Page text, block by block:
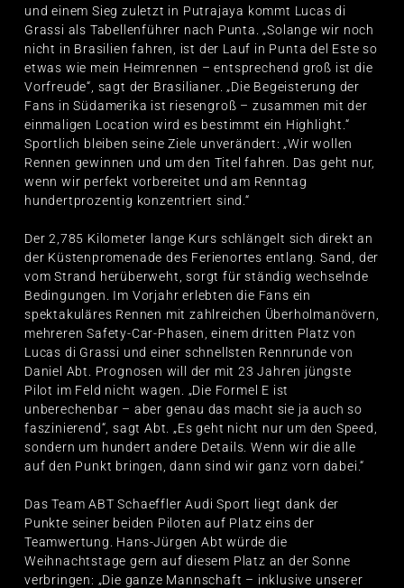
und einem Sieg zuletzt in Putrajaya kommt Lucas di
Grassi als Tabellenführer nach Punta. „Solange wir noch
nicht in Brasilien fahren, ist der Lauf in Punta del Este so
etwas wie mein Heimrennen – entsprechend groß ist die
Vorfreude“, sagt der Brasilianer. „Die Begeisterung der
Fans in Südamerika ist riesengroß – zusammen mit der
einmaligen Location wird es bestimmt ein Highlight.“
Sportlich bleiben seine Ziele unverändert: „Wir wollen
Rennen gewinnen und um den Titel fahren. Das geht nur,
wenn wir perfekt vorbereitet und am Renntag
hundertprozentig konzentriert sind.“
Der 2,785 Kilometer lange Kurs schlängelt sich direkt an
der Küstenpromenade des Ferienortes entlang. Sand, der
vom Strand herüberweht, sorgt für ständig wechselnde
Bedingungen. Im Vorjahr erlebten die Fans ein
spektakuläres Rennen mit zahlreichen Überholmanövern,
mehreren Safety-Car-Phasen, einem dritten Platz von
Lucas di Grassi und einer schnellsten Rennrunde von
Daniel Abt. Prognosen will der mit 23 Jahren jüngste
Pilot im Feld nicht wagen. „Die Formel E ist
unberechenbar – aber genau das macht sie ja auch so
faszinierend“, sagt Abt. „Es geht nicht nur um den Speed,
sondern um hundert andere Details. Wenn wir die alle
auf den Punkt bringen, dann sind wir ganz vorn dabei.“
Das Team ABT Schaeffler Audi Sport liegt dank der
Punkte seiner beiden Piloten auf Platz eins der
Teamwertung. Hans-Jürgen Abt würde die
Weihnachtstage gern auf diesem Platz an der Sonne
verbringen: „Die ganze Mannschaft – inklusive unserer